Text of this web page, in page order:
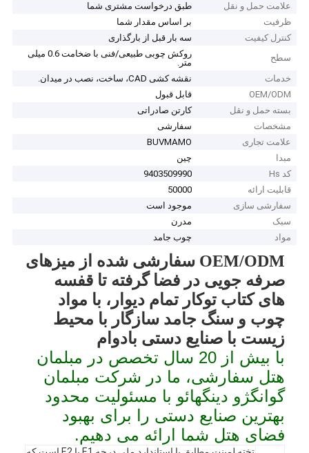
علامت حمل و نقل
طبق درخواست مشتری شما
ظرفیت
بر اساس مقدار شما
کنترل کیفیت
سه بار قبل از بارگذاری
سطح
روکش چوبی طبیعی/فنی با ضخامت 0.6 میلی
متر.
خدمات
نقشه کشی CAD، ساخت، نصب در میدان.
OEM/ODM
قابل قبول
بسته حمل و نقل
کارتن صادراتی
مشخصات
سفارشی
علامت تجاری
BUVMAMO
مبدا
چین
کد Hs
9403509990
قابلیت ارائه
50000
سفارشی سازی
موجود است
سبک
مدرن
مواد
چوب جامد
OEM/ODM سفارشی شده از میزهای
صرفه جویی در فضا گرفته تا قفسه
های کتاب توکار تمام دیوار، با مواد
چوب و سنگ جامد سازگار با محیط
زیست با صنایع دستی بادوام
با بیش از 20 سال تخصص در مبلمان
هتل سفارشی، ما در شرکت مبلمان
گوانگژو دینگهائو با مسئولیت محدود
بهترین صنایع دستی را برای بهبود
فضای هتل شما ارائه می دهیم.